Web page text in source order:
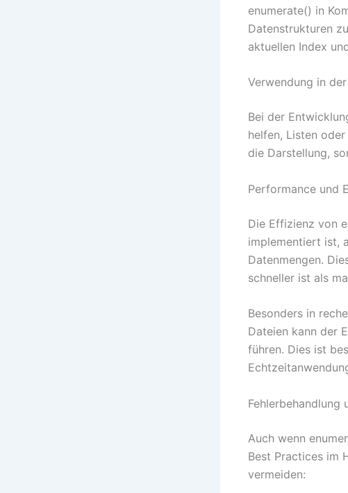
enumerate() in
Datenstrukturen
aktuellen Index
Verwendung in
Bei der
helfen, Listen
die Darstellung,
Performance und
Die Effizienz von
implementiert ist,
Datenmengen.
schneller ist als
Besonders in
Dateien kann der
führen. Dies ist
Fehlerbehandlung
Auch wenn
Best Practices im
vermeiden: